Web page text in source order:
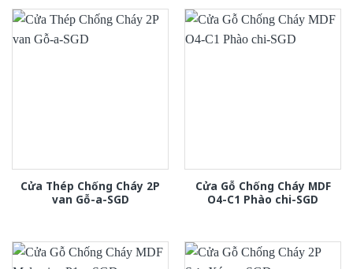
Cửa Thép Chống Cháy 2P
van Gỗ-a-SGD
Cửa Gỗ Chống Cháy MDF
O4-C1 Phào chi-SGD